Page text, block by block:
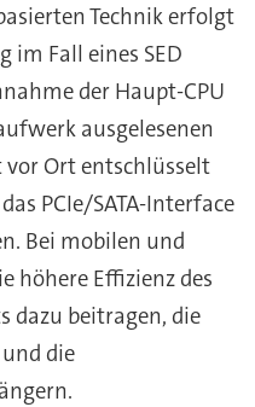
Technik erfolgt
im Fall eines SED
der Haupt-CPU
ausgelesenen
Ort entschlüsselt
PCIe/SATA-Interface
Bei mobilen und
höhere Effizienz des
dazu beitragen, die
die